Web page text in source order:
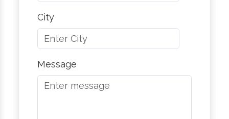
City
Message